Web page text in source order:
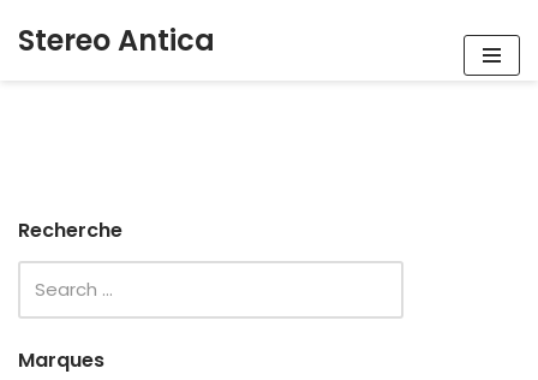
Stereo Antica
Recherche
Marques